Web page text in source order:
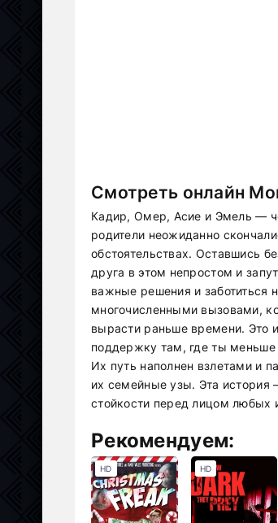
Смотреть онлайн
Кадир, Омер, Асие и Эмель —
родители неожиданно
обстоятельствах. Оставшись
друга в этом непростом и
важные решения и заботиться
многочисленными вызовами,
вырасти раньше времени. Это
поддержку там, где ты
Их путь наполнен взлетами и
их семейные узы. Эта
стойкости перед лицом любых
Рекомендуем:
HD HD